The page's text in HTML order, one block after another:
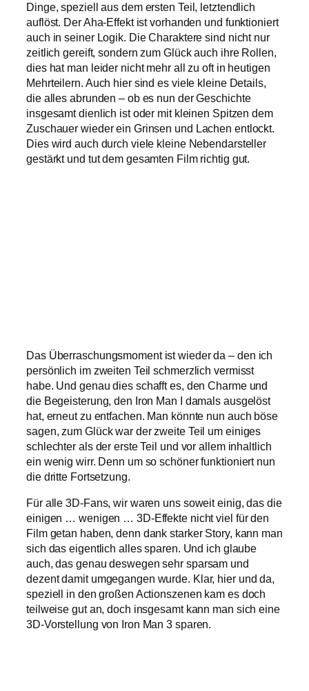
Dinge, speziell aus dem ersten Teil, letztendlich
auflöst. Der Aha-Effekt ist vorhanden und funktioniert
auch in seiner Logik. Die Charaktere sind nicht nur
zeitlich gereift, sondern zum Glück auch ihre Rollen,
dies hat man leider nicht mehr all zu oft in heutigen
Mehrteilern. Auch hier sind es viele kleine Details,
die alles abrunden – ob es nun der Geschichte
insgesamt dienlich ist oder mit kleinen Spitzen dem
Zuschauer wieder ein Grinsen und Lachen entlockt.
Dies wird auch durch viele kleine Nebendarsteller
gestärkt und tut dem gesamten Film richtig gut.
Das Überraschungsmoment ist wieder da – den ich
persönlich im zweiten Teil schmerzlich vermisst
habe. Und genau dies schafft es, den Charme und
die Begeisterung, den Iron Man I damals ausgelöst
hat, erneut zu entfachen. Man könnte nun auch böse
sagen, zum Glück war der zweite Teil um einiges
schlechter als der erste Teil und vor allem inhaltlich
ein wenig wirr. Denn um so schöner funktioniert nun
die dritte Fortsetzung.
Für alle 3D-Fans, wir waren uns soweit einig, das die
einigen … wenigen … 3D-Effekte nicht viel für den
Film getan haben, denn dank starker Story, kann man
sich das eigentlich alles sparen. Und ich glaube
auch, das genau deswegen sehr sparsam und
dezent damit umgegangen wurde. Klar, hier und da,
speziell in den großen Actionszenen kam es doch
teilweise gut an, doch insgesamt kann man sich eine
3D-Vorstellung von Iron Man 3 sparen.